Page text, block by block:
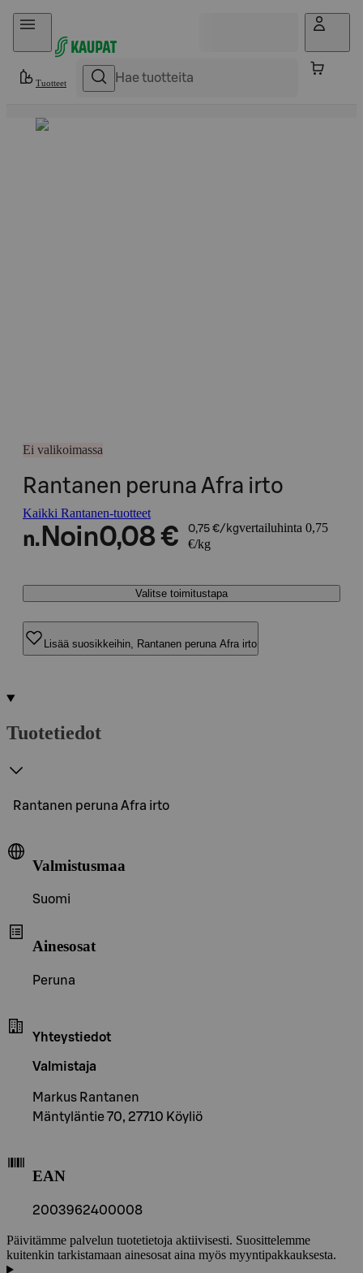
Hyppää sisältöön
Tuotteet
Ei valikoimassa
Rantanen peruna Afra irto
Kaikki Rantanen-tuotteet
n. Noin0,08 € 0,75 €/kgvertailuhinta 0,75
€/kg
Valitse toimitustapa
Lisää suosikkeihin, Rantanen peruna Afra irto
Tuotetiedot
Rantanen peruna Afra irto
Valmistusmaa
Suomi
Ainesosat
Peruna
Yhteystiedot
Valmistaja
Markus Rantanen
Mäntyläntie 70, 27710 Köyliö
EAN
2003962400008
Päivitämme palvelun tuotetietoja aktiivisesti. Suosittelemme
kuitenkin tarkistamaan ainesosat aina myös myyntipakkauksesta.